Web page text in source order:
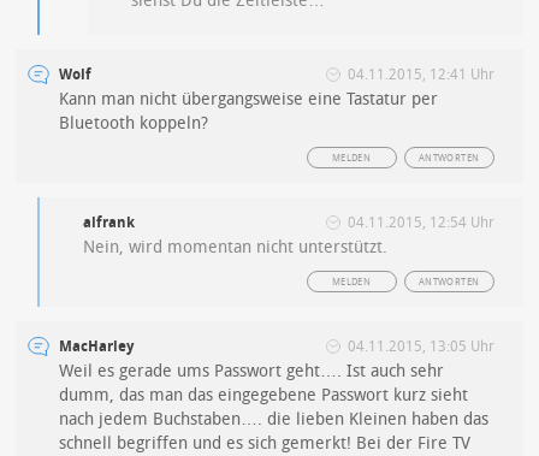
Wolf 04.11.2015, 12:41 Uhr
Kann man nicht übergangsweise eine Tastatur per
Bluetooth koppeln?
ANTWORTEN
MELDEN
alfrank 04.11.2015, 12:54 Uhr
Nein, wird momentan nicht unterstützt.
ANTWORTEN
MELDEN
MacHarley 04.11.2015, 13:05 Uhr
Weil es gerade ums Passwort geht…. Ist auch sehr
dumm, das man das eingegebene Passwort kurz sieht
nach jedem Buchstaben…. die lieben Kleinen haben das
schnell begriffen und es sich gemerkt! Bei der Fire TV